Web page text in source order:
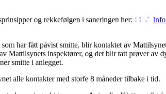
og rekkefølgen i saneringen her:
har fått påvist smitte, blir kontaktet av
Mattilsynets inspektører, og det blir tatt prøver av
smitte i anlegget.
alle kontakter med storfe 8 måneder tilbake i tid.